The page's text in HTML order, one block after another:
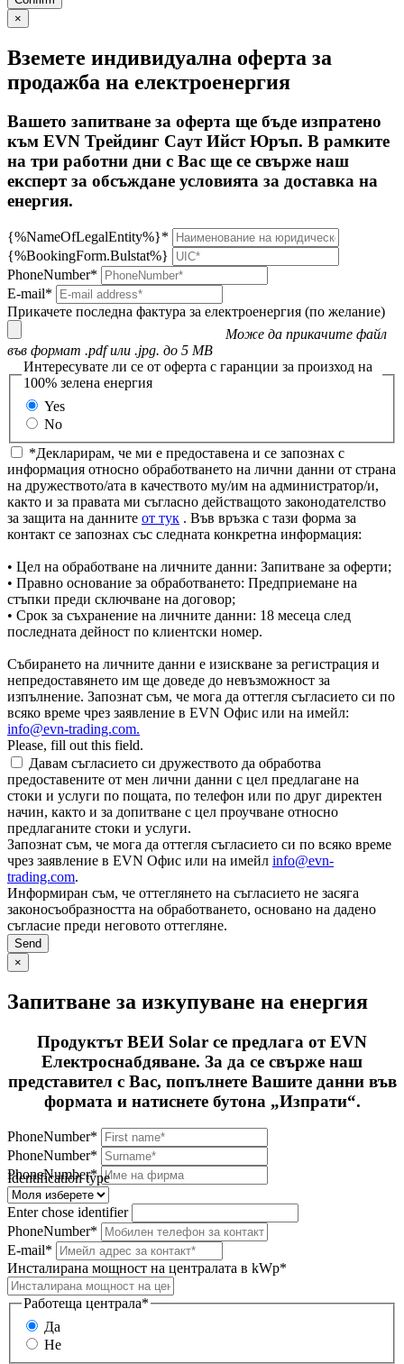
×
Вземете индивидуална оферта за
продажба на електроенергия
Вашето запитване за оферта ще бъде изпратено
към EVN Трейдинг Саут Ийст Юръп. В рамките
на три работни дни с Вас ще се свърже наш
експерт за обсъждане условията за доставка на
енергия.
{%NameOfLegalEntity%}*
{%BookingForm.Bulstat%}
PhoneNumber*
E-mail*
Прикачете последна фактура за електроенергия (по желание)
Може да прикачите файл
във формат .pdf или .jpg. до 5 MB
Интересувате ли се от оферта с гаранции за произход на
100% зелена енергия
Yes
No
*Декларирам, че ми е предоставена и се запознах с
информация относно обработването на лични данни от страна
на дружеството/ата в качеството му/им на администратор/и,
както и за правата ми съгласно действащото законодателство
за защита на данните от тук . Във връзка с тази форма за
контакт се запознах със следната конкретна информация:
• Цел на обработване на личните данни: Запитване за оферти;
• Правно основание за обработването: Предприемане на
стъпки преди сключване на договор;
• Срок за съхранение на личните данни: 18 месеца след
последната дейност по клиентски номер.
Събирането на личните данни е изискване за регистрация и
непредоставянето им ще доведе до невъзможност за
изпълнение. Запознат съм, че мога да оттегля съгласието си по
всяко време чрез заявление в EVN Офис или на имейл:
info@evn-trading.com.
Please, fill out this field.
Давам съгласието си дружеството да обработва
предоставените от мен лични данни с цел предлагане на
стоки и услуги по пощата, по телефон или по друг директен
начин, както и за допитване с цел проучване относно
предлаганите стоки и услуги.
Запознат съм, че мога да оттегля съгласието си по всяко време
чрез заявление в EVN Офис или на имейл info@evn-
trading.com.
Информиран съм, че оттеглянето на съгласието не засяга
законосъобразността на обработването, основано на дадено
съгласие преди неговото оттегляне.
×
Запитване за изкупуване на енергия
Продуктът ВЕИ Solar се предлага от EVN
Електроснабдяване. За да се свърже наш
представител с Вас, попълнете Вашите данни във
формата и натиснете бутона „Изпрати“.
PhoneNumber*
PhoneNumber*
PhoneNumber*
Identification type
Enter chose identifier
PhoneNumber*
E-mail*
Инсталирана мощност на централата в kWp*
Работеща централа*
Да
Не